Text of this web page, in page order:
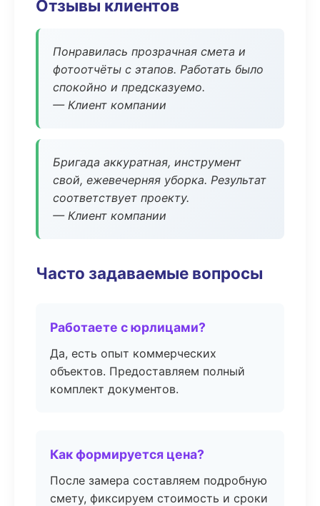
Отзывы клиентов
Понравилась прозрачная смета и
фотоотчёты с этапов. Работать было
спокойно и предсказуемо.
— Клиент компании
Бригада аккуратная, инструмент
свой, ежевечерняя уборка. Результат
соответствует проекту.
— Клиент компании
Часто задаваемые вопросы
Работаете с юрлицами?
Да, есть опыт коммерческих
объектов. Предоставляем полный
комплект документов.
Как формируется цена?
После замера составляем подробную
смету, фиксируем стоимость и сроки